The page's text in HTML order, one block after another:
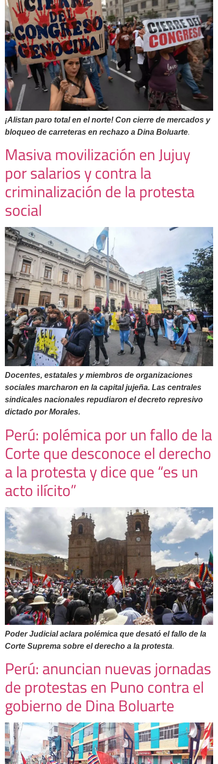
¡Alistan paro total en el norte! Con cierre de mercados y
bloqueo de carreteras en rechazo a Dina Boluarte.
Masiva movilización en Jujuy
por salarios y contra la
criminalización de la protesta
social
Docentes, estatales y miembros de organizaciones
sociales marcharon en la capital jujeña. Las centrales
sindicales nacionales repudiaron el decreto represivo
dictado por Morales.
Perú: polémica por un fallo de la
Corte que desconoce el derecho
a la protesta y dice que “es un
acto ilícito”
Poder Judicial aclara polémica que desató el fallo de la
Corte Suprema sobre el derecho a la protesta.
Perú: anuncian nuevas jornadas
de protestas en Puno contra el
gobierno de Dina Boluarte